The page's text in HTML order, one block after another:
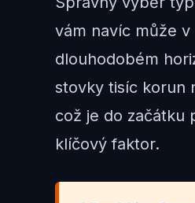
vám navíc může v
dlouhodobém
stovky tisíc korun
což je do začátku
klíčový faktor.